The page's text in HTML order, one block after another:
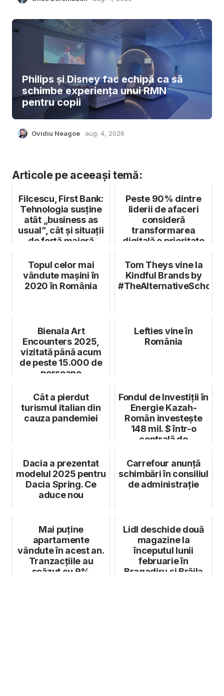
Philips și Disney fac echipă ca să
schimbe experiența unui RMN
pentru copii
Ovidiu Neagoe aug. 4, 2026
Articole pe aceeași temă:
Filcescu, First Bank:
Tehnologia susține
atât „business as
usual”, cât și situații
de forță majoră
Peste 90% dintre
liderii de afaceri
consideră
transformarea
digitală o prioritate
Topul celor mai
vândute mașini în
2020 în România
Tom Theys vine la
Kindful Brands by
#TheAlternativeSchool
Bienala Art
Encounters 2025,
vizitată până acum
de peste 15.000 de
persoane
Lefties vine în
România
Cât a pierdut
turismul italian din
cauza pandemiei
Fondul de Investiții în
Energie Kazah-
Român investește
148 mil. $ într-o
centrală de
Dacia a prezentat
modelul 2025 pentru
Dacia Spring. Ce
aduce nou
Carrefour anunță
schimbări în consiliul
de administrație
Mai puține
apartamente
vândute în acest an.
Tranzacțiile au
scăzut cu 9%
Lidl deschide două
magazine la
începutul lunii
februarie în
Bragadiru și Brăila